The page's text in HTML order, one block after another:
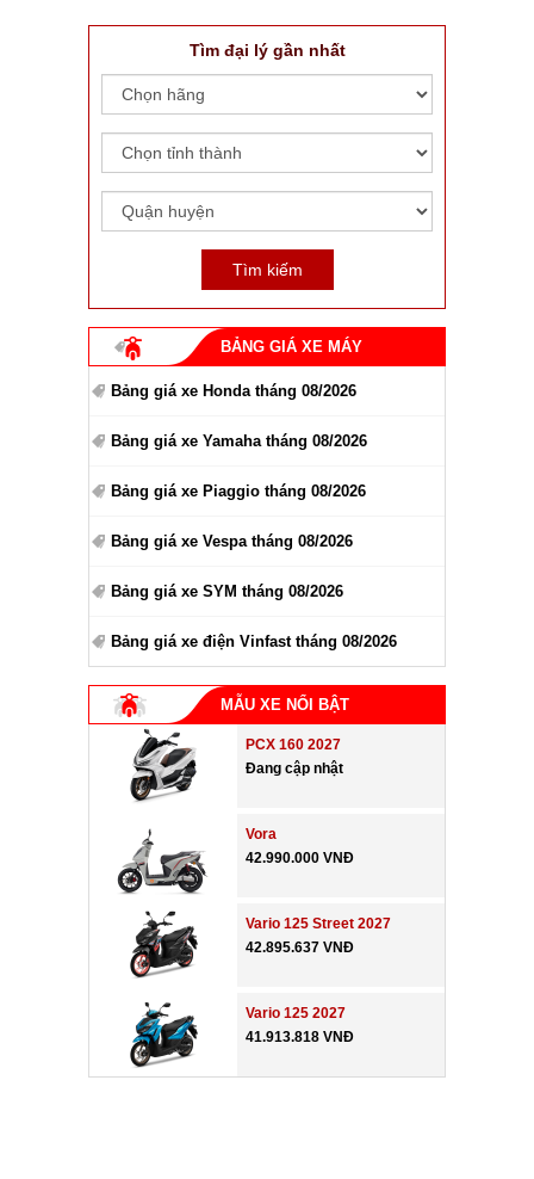
Tìm đại lý gần nhất
BẢNG GIÁ XE MÁY
Bảng giá xe Honda tháng 08/2026
Bảng giá xe Yamaha tháng 08/2026
Bảng giá xe Piaggio tháng 08/2026
Bảng giá xe Vespa tháng 08/2026
Bảng giá xe SYM tháng 08/2026
Bảng giá xe điện Vinfast tháng 08/2026
MẪU XE NỔI BẬT
PCX 160 2027
Đang cập nhật
Vora
42.990.000 VNĐ
Vario 125 Street 2027
42.895.637 VNĐ
Vario 125 2027
41.913.818 VNĐ